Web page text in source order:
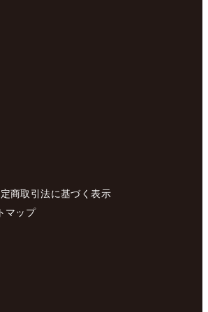
商取引法に基づく表示
マップ